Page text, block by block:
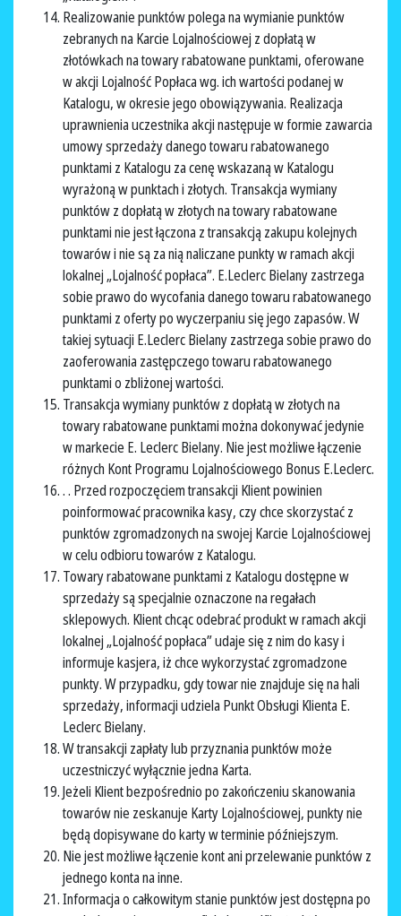
Realizowanie punktów polega na wymianie punktów
zebranych na Karcie Lojalnościowej z dopłatą w
złotówkach na towary rabatowane punktami, oferowane
w akcji Lojalność Popłaca wg. ich wartości podanej w
Katalogu, w okresie jego obowiązywania. Realizacja
uprawnienia uczestnika akcji następuje w formie zawarcia
umowy sprzedaży danego towaru rabatowanego
punktami z Katalogu za cenę wskazaną w Katalogu
wyrażoną w punktach i złotych. Transakcja wymiany
punktów z dopłatą w złotych na towary rabatowane
punktami nie jest łączona z transakcją zakupu kolejnych
towarów i nie są za nią naliczane punkty w ramach akcji
lokalnej „Lojalność popłaca”. E.Leclerc Bielany zastrzega
sobie prawo do wycofania danego towaru rabatowanego
punktami z oferty po wyczerpaniu się jego zapasów. W
takiej sytuacji E.Leclerc Bielany zastrzega sobie prawo do
zaoferowania zastępczego towaru rabatowanego
punktami o zbliżonej wartości.
Transakcja wymiany punktów z dopłatą w złotych na
towary rabatowane punktami można dokonywać jedynie
w markecie E. Leclerc Bielany. Nie jest możliwe łączenie
różnych Kont Programu Lojalnościowego Bonus E.Leclerc.
. . Przed rozpoczęciem transakcji Klient powinien
poinformować pracownika kasy, czy chce skorzystać z
punktów zgromadzonych na swojej Karcie Lojalnościowej
w celu odbioru towarów z Katalogu.
Towary rabatowane punktami z Katalogu dostępne w
sprzedaży są specjalnie oznaczone na regałach
sklepowych. Klient chcąc odebrać produkt w ramach akcji
lokalnej „Lojalność popłaca” udaje się z nim do kasy i
informuje kasjera, iż chce wykorzystać zgromadzone
punkty. W przypadku, gdy towar nie znajduje się na hali
sprzedaży, informacji udziela Punkt Obsługi Klienta E.
Leclerc Bielany.
W transakcji zapłaty lub przyznania punktów może
uczestniczyć wyłącznie jedna Karta.
Jeżeli Klient bezpośrednio po zakończeniu skanowania
towarów nie zeskanuje Karty Lojalnościowej, punkty nie
będą dopisywane do karty w terminie późniejszym.
Nie jest możliwe łączenie kont ani przelewanie punktów z
jednego konta na inne.
Informacja o całkowitym stanie punktów jest dostępna po